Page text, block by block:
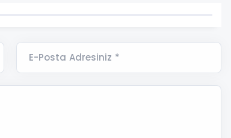
E-Posta Adresiniz *